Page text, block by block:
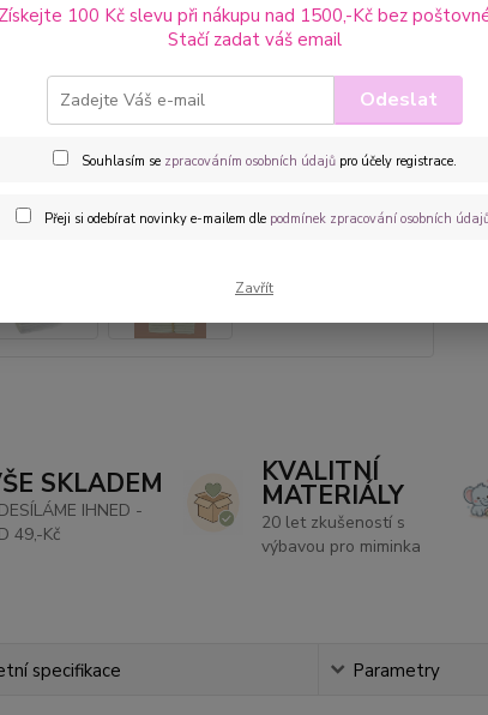
SKLADEM
IHNED -
49,-Kč
KVALITNÍ
MATERIÁLY
20 let zkušeností s
výbavou pro miminka
specifikace Parametry
Získejte 100 Kč slevu při nákupu nad 1500,-Kč bez
Stačí zadat váš email
Odeslat
Souhlasím se zpracováním osobních údajůpro účely registrace.
Přeji si odebírat novinky e-mailem dle podmínek zpracování osobních
Zavřít